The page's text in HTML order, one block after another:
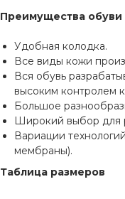
Преимущества обуви
Удобная колодка.
Все виды кожи
Вся обувь
высоким контролем
Большое
Широкий выбор для
Вариации
мембраны).
Таблица размеров